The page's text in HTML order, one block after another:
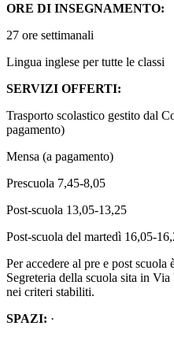
ORE DI INSEGNAMENTO:
27 ore settimanali
Lingua inglese per tutte le classi
SERVIZI OFFERTI:
Trasporto scolastico gestito dal
pagamento)
Mensa (a pagamento)
Prescuola 7,45-8,05
Post-scuola 13,05-13,25
Post-scuola del martedì 16,05-
Per accedere al pre e post scuola
Segreteria della scuola sita in
nei criteri stabiliti.
SPAZI: ·